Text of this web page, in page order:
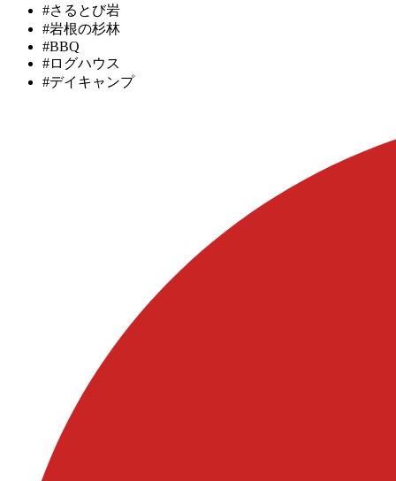
#さるとび岩
#岩根の杉林
#BBQ
#ログハウス
#デイキャンプ